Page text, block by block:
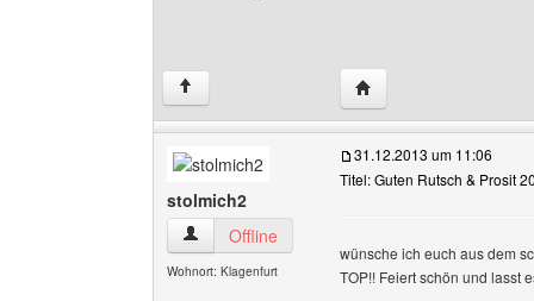
↑ Website dieses
stolmich2
stolmich2 Benutzer-Profile anzeigen
Offline
Wohnort: Klagenfurt
31.12.2013 um 11:06
Titel: Guten Rutsch & Prosit
wünsche ich euch aus dem
TOP!! Feiert schön und lasst